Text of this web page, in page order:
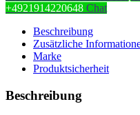
+4921914220648 Chat
Beschreibung
Zusätzliche
Marke
Produktsicherheit
Beschreibung